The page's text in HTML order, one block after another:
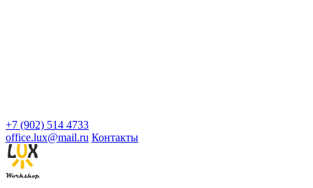
+7 (902) 514 4733
office.lux@mail.ru Контакты